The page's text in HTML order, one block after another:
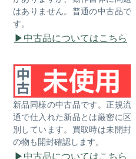
はありません。普通の中古品で
す。
中古品についてはこちら
新品同様の中古品です。正規流
通で仕入れた新品とは厳密に区
別しています。買取時は未開封
の物も開封確認します。
中古品についてはこちら